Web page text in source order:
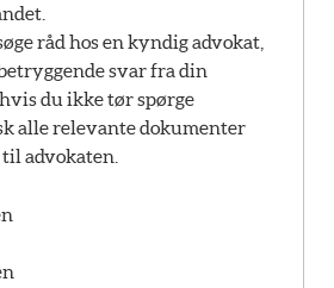
råd hos en kyndig advokat,
svar fra din
du ikke tør spørge
alle relevante dokumenter
advokaten.